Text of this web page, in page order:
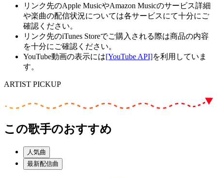
リンク先のApple MusicやAmazon Musicのサービス詳細
や楽曲の配信状況については各サービスにて十分にご
確認ください。
リンク先のiTunes Storeでご購入される際は商品の内容
を十分にご確認ください。
YouTube動画の表示には[YouTube API]を利用していま
す。
ARTIST PICKUP
この歌手のおすすめ
人気曲
最新配信曲